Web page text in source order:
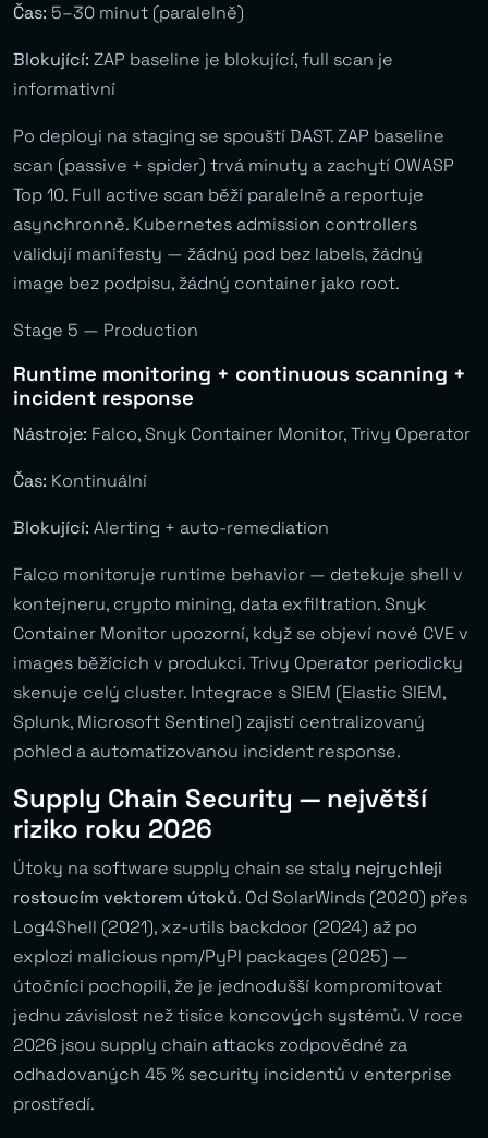
Čas: 5–30 minut (paralelně)
Blokující: ZAP baseline je blokující, full scan je
informativní
Po deployi na staging se spouští DAST. ZAP baseline
scan (passive + spider) trvá minuty a zachytí OWASP
Top 10. Full active scan běží paralelně a reportuje
asynchronně. Kubernetes admission controllers
validují manifesty — žádný pod bez labels, žádný
image bez podpisu, žádný container jako root.
Stage 5 — Production
Runtime monitoring + continuous scanning +
incident response
Nástroje: Falco, Snyk Container Monitor, Trivy Operator
Čas: Kontinuální
Blokující: Alerting + auto-remediation
Falco monitoruje runtime behavior — detekuje shell v
kontejneru, crypto mining, data exfiltration. Snyk
Container Monitor upozorní, když se objeví nové CVE v
images běžících v produkci. Trivy Operator periodicky
skenuje celý cluster. Integrace s SIEM (Elastic SIEM,
Splunk, Microsoft Sentinel) zajistí centralizovaný
pohled a automatizovanou incident response.
Supply Chain Security — největší
riziko roku 2026
Útoky na software supply chain se staly nejrychleji
rostoucím vektorem útoků. Od SolarWinds (2020) přes
Log4Shell (2021), xz-utils backdoor (2024) až po
explozi malicious npm/PyPI packages (2025) —
útočníci pochopili, že je jednodušší kompromitovat
jednu závislost než tisíce koncových systémů. V roce
2026 jsou supply chain attacks zodpovědné za
odhadovaných 45 % security incidentů v enterprise
prostředí.